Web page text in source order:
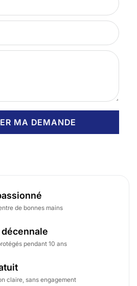
de bonnes mains
pendant 10 ans
claire, sans engagement